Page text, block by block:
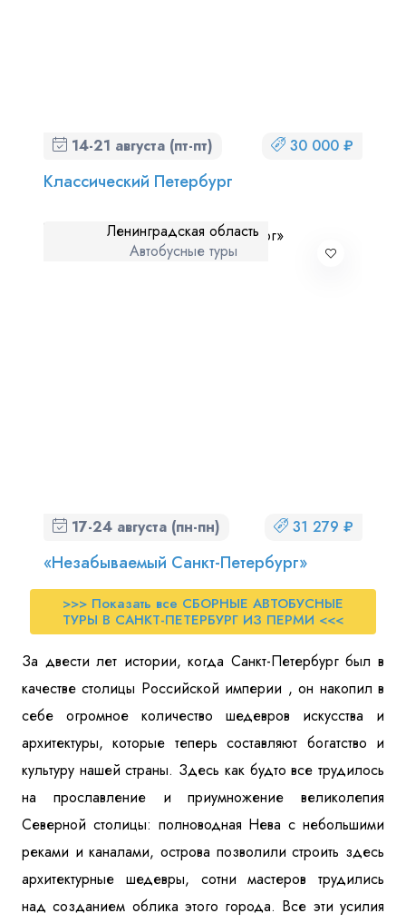
14-21 августа (пт-пт) 30 000 ₽
Классический Петербург
Ленинградская область
Автобусные туры
17-24 августа (пн-пн) 31 279 ₽
«Незабываемый Санкт-Петербург»
>>> Показать все СБОРНЫЕ АВТОБУСНЫЕ
ТУРЫ В САНКТ-ПЕТЕРБУРГ ИЗ ПЕРМИ <<<
За двести лет истории, когда Санкт-Петербург был в
качестве столицы Российской империи , он накопил в
себе огромное количество шедевров искусства и
архитектуры, которые теперь составляют богатство и
культуру нашей страны. Здесь как будто все трудилось
на прославление и приумножение великолепия
Северной столицы: полноводная Нева с небольшими
реками и каналами, острова позволили строить здесь
архитектурные шедевры, сотни мастеров трудились
над созданием облика этого города. Все эти усилия